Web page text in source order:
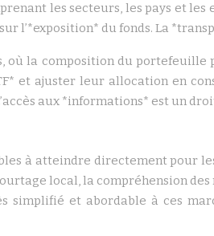
les secteurs, les pays et
l’*exposition* du fonds. La
la composition du
et ajuster leur allocation en
aux *informations* est un
à atteindre directement pour
local, la compréhension
simplifié et abordable à ces